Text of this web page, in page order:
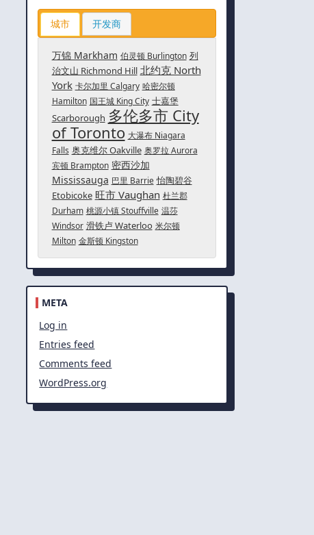
城市 开发商
万锦 Markham 伯灵顿 Burlington 列
治文山 Richmond Hill 北约克 North
York 卡尔加里 Calgary 哈密尔顿
Hamilton 国王城 King City 士嘉堡
Scarborough 多伦多市 City
of Toronto 大瀑布 Niagara
Falls 奥克维尔 Oakville 奥罗拉 Aurora
宾顿 Brampton 密西沙加
Mississauga 巴里 Barrie 怡陶碧谷
Etobicoke 旺市 Vaughan 杜兰郡
Durham 桃源小镇 Stouffville 温莎
Windsor 滑铁卢 Waterloo 米尔顿
Milton 金斯顿 Kingston
META
Log in
Entries feed
Comments feed
WordPress.org